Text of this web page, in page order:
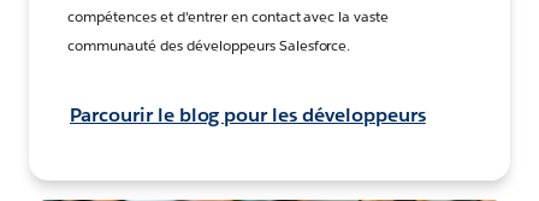
compétences et d'entrer en contact avec la vaste
communauté des développeurs Salesforce.
Parcourir le blog pour les développeurs